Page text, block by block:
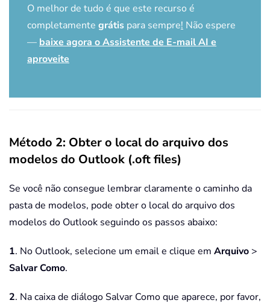
O melhor de tudo é que este recurso é
completamente grátis para sempre! Não espere
— baixe agora o Assistente de E-mail AI e
aproveite
Método 2: Obter o local do arquivo dos
modelos do Outlook (.oft files)
Se você não consegue lembrar claramente o caminho da
pasta de modelos, pode obter o local do arquivo dos
modelos do Outlook seguindo os passos abaixo:
1. No Outlook, selecione um email e clique em Arquivo >
Salvar Como.
2. Na caixa de diálogo Salvar Como que aparece, por favor,